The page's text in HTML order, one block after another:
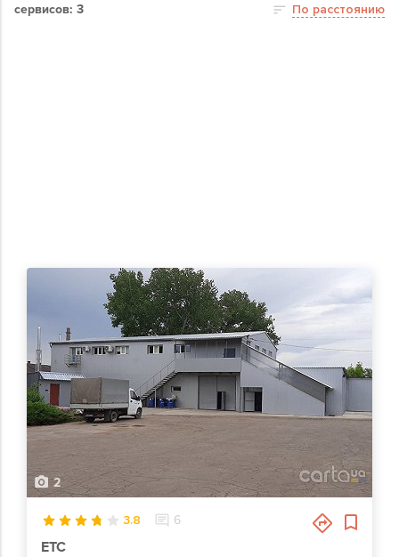
сервисов: 3 По расстоянию
2
3.8 6
ЕТС